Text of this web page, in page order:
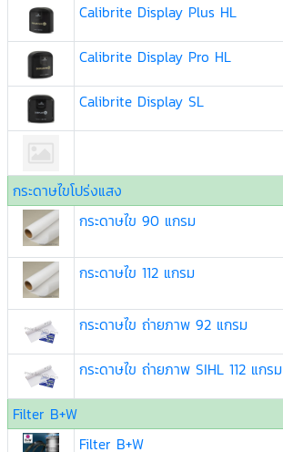
Calibrite Display Plus HL
Calibrite Display Pro HL
Calibrite Display SL
กระดาษไขโปร่งแสง
กระดาษไข 90 แกรม
กระดาษไข 112 แกรม
กระดาษไข ถ่ายภาพ 92 แกรม
กระดาษไข ถ่ายภาพ SIHL 112 แกรม
Filter B+W
Filter B+W